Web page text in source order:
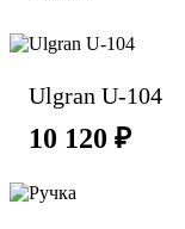
Ulgran U-104
10 120 ₽